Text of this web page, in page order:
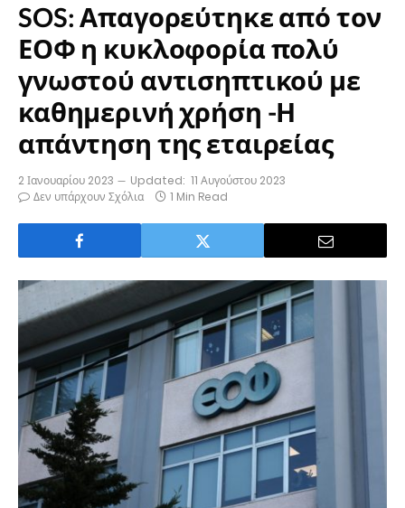
SOS: Απαγορεύτηκε από τον
ΕΟΦ η κυκλοφορία πολύ
γνωστού αντισηπτικού με
καθημερινή χρήση -Η
απάντηση της εταιρείας
2 Ιανουαρίου 2023 Updated: 11 Αυγούστου 2023
Δεν υπάρχουν Σχόλια
1 Min Read